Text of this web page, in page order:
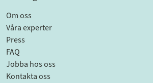
Om oss
Våra experter
Press
FAQ
Jobba hos oss
Kontakta oss